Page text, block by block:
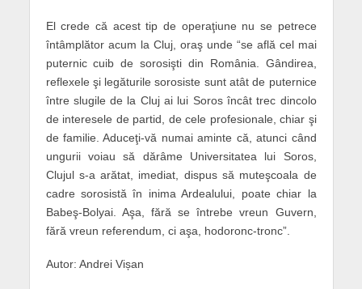
El crede că acest tip de operaţiune nu se petrece
întâmplător acum la Cluj, oraş unde “se află cel mai
puternic cuib de sorosişti din România. Gândirea,
reflexele şi legăturile sorosiste sunt atât de puternice
între slugile de la Cluj ai lui Soros încât trec dincolo
de interesele de partid, de cele profesionale, chiar şi
de familie. Aduceţi-vă numai aminte că, atunci când
ungurii voiau să dărâme Universitatea lui Soros,
Clujul s-a arătat, imediat, dispus să muteşcoala de
cadre sorosistă în inima Ardealului, poate chiar la
Babeş-Bolyai. Aşa, fără se întrebe vreun Guvern,
fără vreun referendum, ci aşa, hodoronc-tronc”.
Autor: Andrei Vișan